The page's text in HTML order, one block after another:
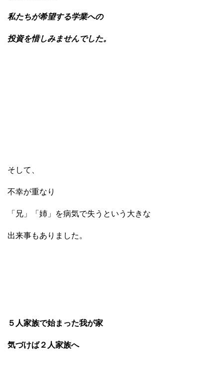
私たちが希望する学業への
投資を惜しみませんでした。
そして、
不幸が重なり
「兄」「姉」を病気で失うという大きな
出来事もありました。
５人家族で始まった我が家
気づけば２人家族へ